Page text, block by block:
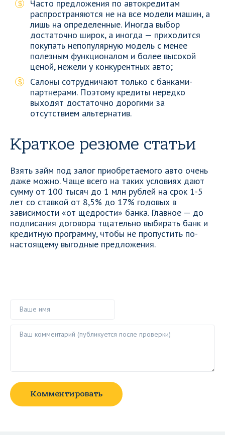
Часто предложения по автокредитам
распространяются не на все модели машин, а
лишь на определенные. Иногда выбор
достаточно широк, а иногда — приходится
покупать непопулярную модель с менее
полезным функционалом и более высокой
ценой, нежели у конкурентных авто;
Салоны сотрудничают только с банками-
партнерами. Поэтому кредиты нередко
выходят достаточно дорогими за
отсутствием альтернатив.
Краткое резюме статьи
Взять займ под залог приобретаемого авто очень
даже можно. Чаще всего на таких условиях дают
сумму от 100 тысяч до 1 млн рублей на срок 1-5
лет со ставкой от 8,5% до 17% годовых в
зависимости «от щедрости» банка. Главное — до
подписания договора тщательно выбирать банк и
кредитную программу, чтобы не пропустить по-
настоящему выгодные предложения.
Комментировать